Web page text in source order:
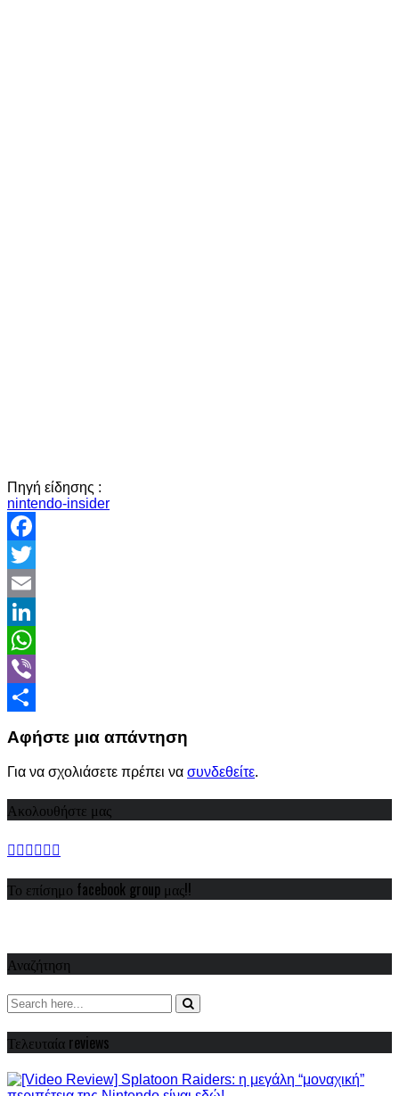
Πηγή είδησης :
nintendo-insider
Facebook
Twitter
Email
LinkedIn
WhatsApp
Viber
Αφήστε μια απάντηση
Για να σχολιάσετε πρέπει να συνδεθείτε.
Ακολουθήστε μας
Το επίσημο facebook group μας!!
Αναζήτηση
Τελευταία reviews